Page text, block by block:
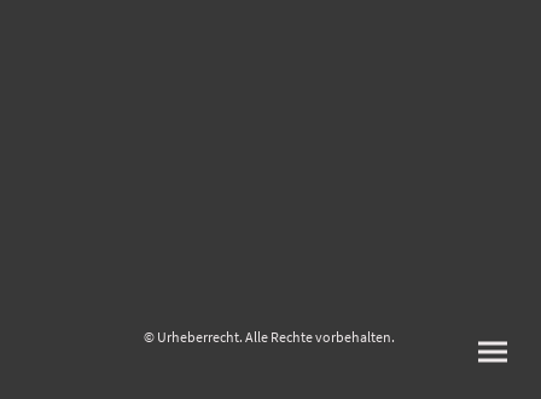
© Urheberrecht. Alle Rechte vorbehalten.